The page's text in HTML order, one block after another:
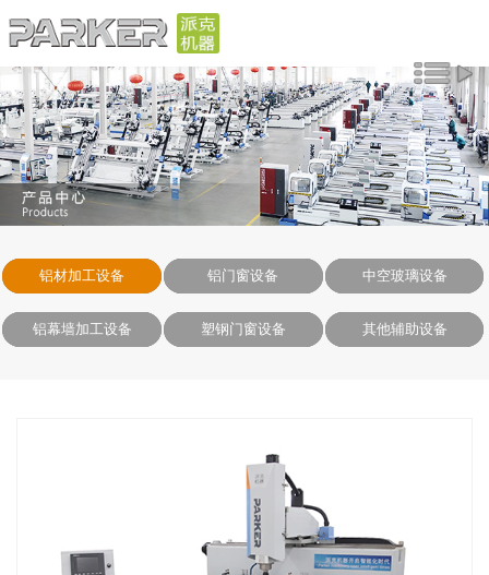
铝材加工设备 铝门窗设备 中空玻璃设备
铝幕墙加工设备 塑钢门窗设备 其他辅助设备